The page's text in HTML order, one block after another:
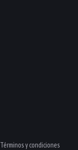
Términos y condiciones